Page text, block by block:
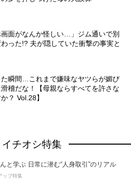
画面がなんか怪しい…」ジム通いで別
った!? 夫が隠していた衝撃の事実と
た瞬間…これまで嫌味なヤツらが媚び
稽だな！【母親ならすべてを許さな
？ Vol.28】
チオシ特集
と学ぶ 日常に潜む“人身取引”のリアル
ップ特集